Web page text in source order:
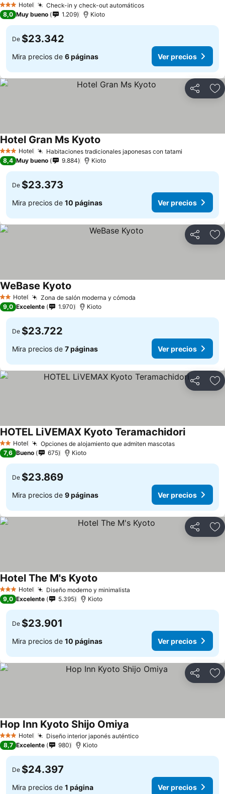
3 Estrellas
Hotel Check-in y check-out automáticos
8,0 Muy bueno 1.209 Kioto
De $23.342
Mira precios de 6 páginas Ver precios
Compartir
3 Estrellas
Hotel Habitaciones tradicionales japonesas con tatami
Hotel Gran Ms Kyoto
8,4 Muy bueno 9.884 Kioto
De $23.373
Mira precios de 10 páginas Ver precios
Compartir
2 Estrellas
Hotel Zona de salón moderna y cómoda
WeBase Kyoto
9,0 Excelente 1.970 Kioto
De $23.722
Mira precios de 7 páginas Ver precios
Compartir
2 Estrellas
Hotel Opciones de alojamiento que admiten mascotas
HOTEL LiVEMAX Kyoto Teramachidori
7,6 Bueno 675 Kioto
De $23.869
Mira precios de 9 páginas Ver precios
Compartir
3 Estrellas
Hotel Diseño moderno y minimalista
Hotel The M's Kyoto
9,0 Excelente 5.395 Kioto
De $23.901
Mira precios de 10 páginas Ver precios
Compartir
3 Estrellas
Hotel Diseño interior japonés auténtico
Hop Inn Kyoto Shijo Omiya
8,7 Excelente 980 Kioto
De $24.397
Mira precios de 1 página Ver precios